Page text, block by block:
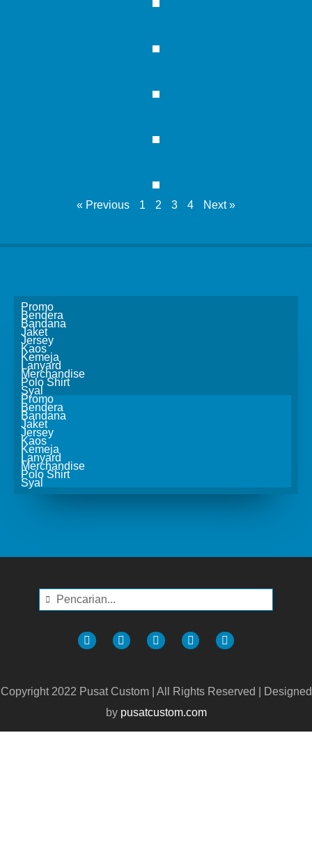
« Previous 1 2 3 4 Next »
Promo
Bendera
Bandana
Jaket
Jersey
Kaos
Kemeja
Lanyard
Merchandise
Polo Shirt
Syal
Promo
Bendera
Bandana
Jaket
Jersey
Kaos
Kemeja
Lanyard
Merchandise
Polo Shirt
Syal
Copyright 2022 Pusat Custom | All Rights Reserved | Designed
by pusatcustom.com